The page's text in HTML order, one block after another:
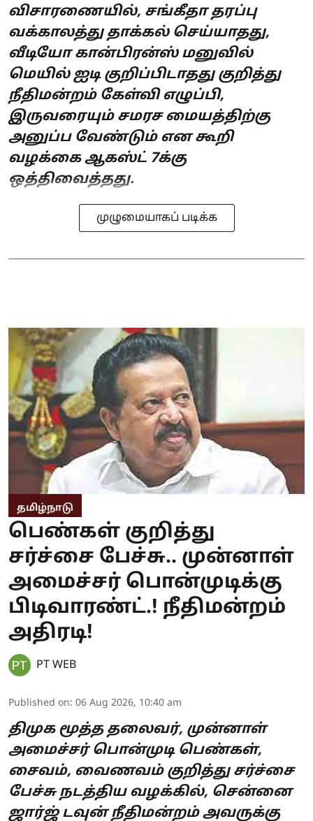
விசாரணையில், சங்கீதா தரப்பு
வக்காலத்து தாக்கல் செய்யாதது,
வீடியோ கான்பிரன்ஸ் மனுவில்
மெயில் ஐடி குறிப்பிடாதது குறித்து
நீதிமன்றம் கேள்வி எழுப்பி,
இருவரையும் சமரச மையத்திற்கு
அனுப்ப வேண்டும் என கூறி
வழக்கை ஆகஸ்ட் 7க்கு
ஒத்திவைத்தது.
முழுமையாகப் படிக்க
தமிழ்நாடு
பெண்கள் குறித்து
சர்ச்சை பேச்சு.. முன்னாள்
அமைச்சர் பொன்முடிக்கு
பிடிவாரண்ட்.! நீதிமன்றம்
அதிரடி!
PT WEB
Published on: 06 Aug 2026, 10:40 am
திமுக மூத்த தலைவர், முன்னாள்
அமைச்சர் பொன்முடி பெண்கள்,
சைவம், வைணவம் குறித்து சர்ச்சை
பேச்சு நடத்திய வழக்கில், சென்னை
ஜார்ஜ் டவுன் நீதிமன்றம் அவருக்கு